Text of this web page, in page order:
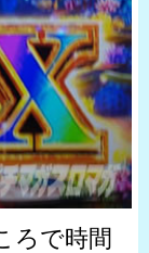
ろで時間